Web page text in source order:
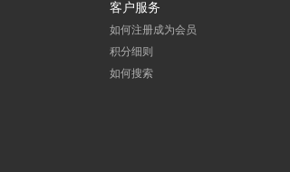
客户服务
如何注册成为会员
积分细则
如何搜索